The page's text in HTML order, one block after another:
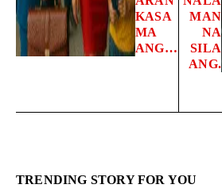
KASA
MA
ANG…
MAN
NA
SILA
ANG.
TRENDING STORY FOR YOU